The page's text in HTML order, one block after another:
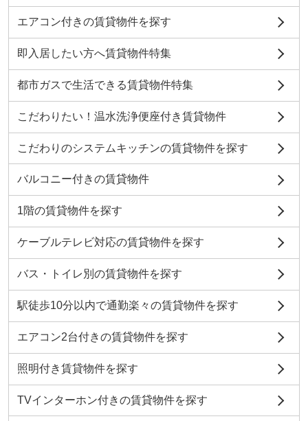
エアコン付きの賃貸物件を探す
即入居したい方へ賃貸物件特集
都市ガスで生活できる賃貸物件特集
こだわりたい！温水洗浄便座付き賃貸物件
こだわりのシステムキッチンの賃貸物件を探す
バルコニー付きの賃貸物件
1階の賃貸物件を探す
ケーブルテレビ対応の賃貸物件を探す
バス・トイレ別の賃貸物件を探す
駅徒歩10分以内で通勤楽々の賃貸物件を探す
エアコン2台付きの賃貸物件を探す
照明付き賃貸物件を探す
TVインターホン付きの賃貸物件を探す